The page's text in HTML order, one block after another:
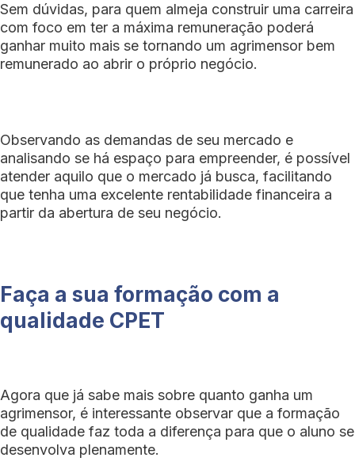
Sem dúvidas, para quem almeja construir uma carreira
com foco em ter a máxima remuneração poderá
ganhar muito mais se tornando um agrimensor bem
remunerado ao abrir o próprio negócio.
Observando as demandas de seu mercado e
analisando se há espaço para empreender, é possível
atender aquilo que o mercado já busca, facilitando
que tenha uma excelente rentabilidade financeira a
partir da abertura de seu negócio.
Faça a sua formação com a
qualidade CPET
Agora que já sabe mais sobre quanto ganha um
agrimensor, é interessante observar que a formação
de qualidade faz toda a diferença para que o aluno se
desenvolva plenamente.